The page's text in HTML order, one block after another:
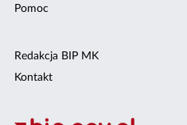
Pomoc
Redakcja BIP MK
Kontakt